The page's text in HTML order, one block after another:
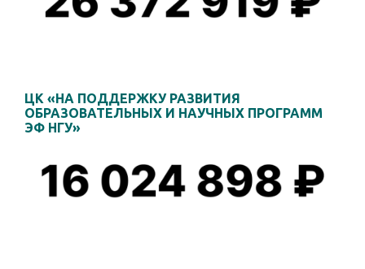
ЦК «НА ПОДДЕРЖКУ РАЗВИТИЯ
ОБРАЗОВАТЕЛЬНЫХ И НАУЧНЫХ ПРОГРАММ
ЭФ НГУ»